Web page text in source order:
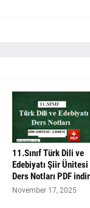
11.Sınıf Türk Dili ve
Edebiyatı Şiir Ünitesi
Ders Notları PDF indir
November 17, 2025